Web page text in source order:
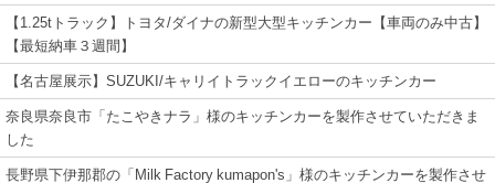
【1.25tトラック】トヨタ/ダイナの新型大型キッチンカー【車両のみ中古】
【最短納車３週間】
【名古屋展示】SUZUKI/キャリイトラックイエローのキッチンカー
奈良県奈良市「たこやきナラ」様のキッチンカーを製作させていただきま
した
長野県下伊那郡の「Milk Factory kumapon's」様のキッチンカーを製作させ